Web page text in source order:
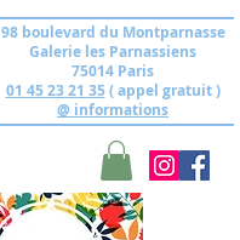
98 boulevard du Montparnasse
Galerie les Parnassiens
75014 Paris
01 45 23 21 35( appel gratuit )
@ informations